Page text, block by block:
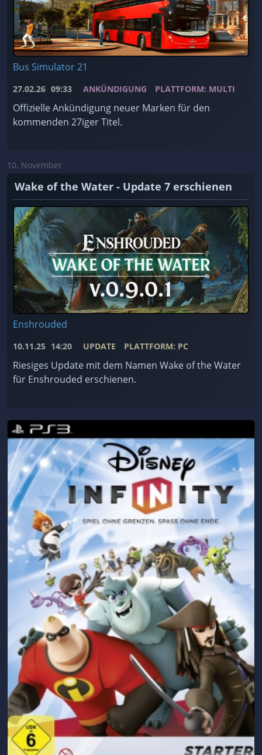
Bus Simulator 21
27.02.26 09:33 ANKÜNDIGUNG PLATTFORM: MULTI
Offizielle Ankündigung neuer Marken für den
kommenden 27iger Titel.
10. November
Wake of the Water - Update 7 erschienen
Enshrouded
10.11.25 14:20 UPDATE PLATTFORM: PC
Riesiges Update mit dem Namen Wake of the Water
für Enshrouded erschienen.